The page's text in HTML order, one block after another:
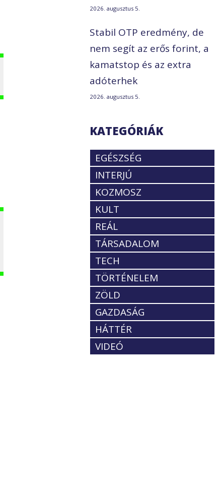
2026. augusztus 5.
Stabil OTP eredmény, de
nem segít az erős forint, a
kamatstop és az extra
adóterhek
2026. augusztus 5.
KATEGÓRIÁK
EGÉSZSÉG
INTERJÚ
KOZMOSZ
KULT
REÁL
TÁRSADALOM
TECH
TÖRTÉNELEM
ZÖLD
GAZDASÁG
HÁTTÉR
VIDEÓ